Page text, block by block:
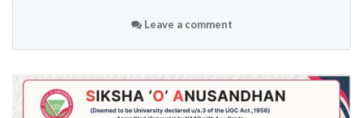
Leave a comment